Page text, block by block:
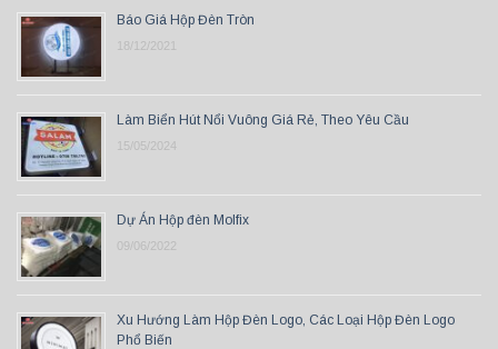
Báo Giá Hộp Đèn Tròn
18/12/2021
Làm Biển Hút Nổi Vuông Giá Rẻ, Theo Yêu Cầu
15/05/2024
Dự Án Hộp đèn Molfix
09/06/2022
Xu Hướng Làm Hộp Đèn Logo, Các Loại Hộp Đèn Logo
Phổ Biến